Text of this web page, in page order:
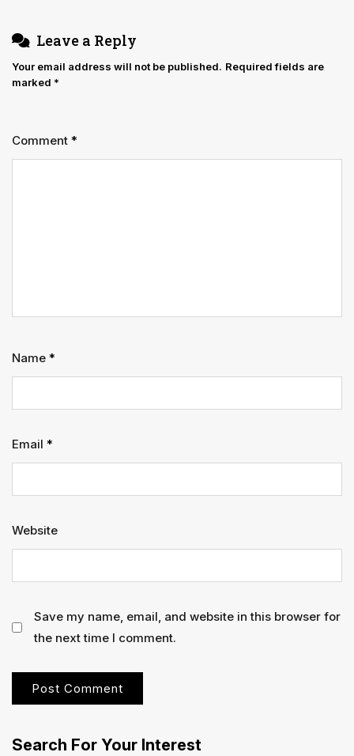
Leave a Reply
Your email address will not be published. Required fields are
marked *
Comment *
Name *
Email *
Website
Save my name, email, and website in this browser for
the next time I comment.
Search For Your Interest